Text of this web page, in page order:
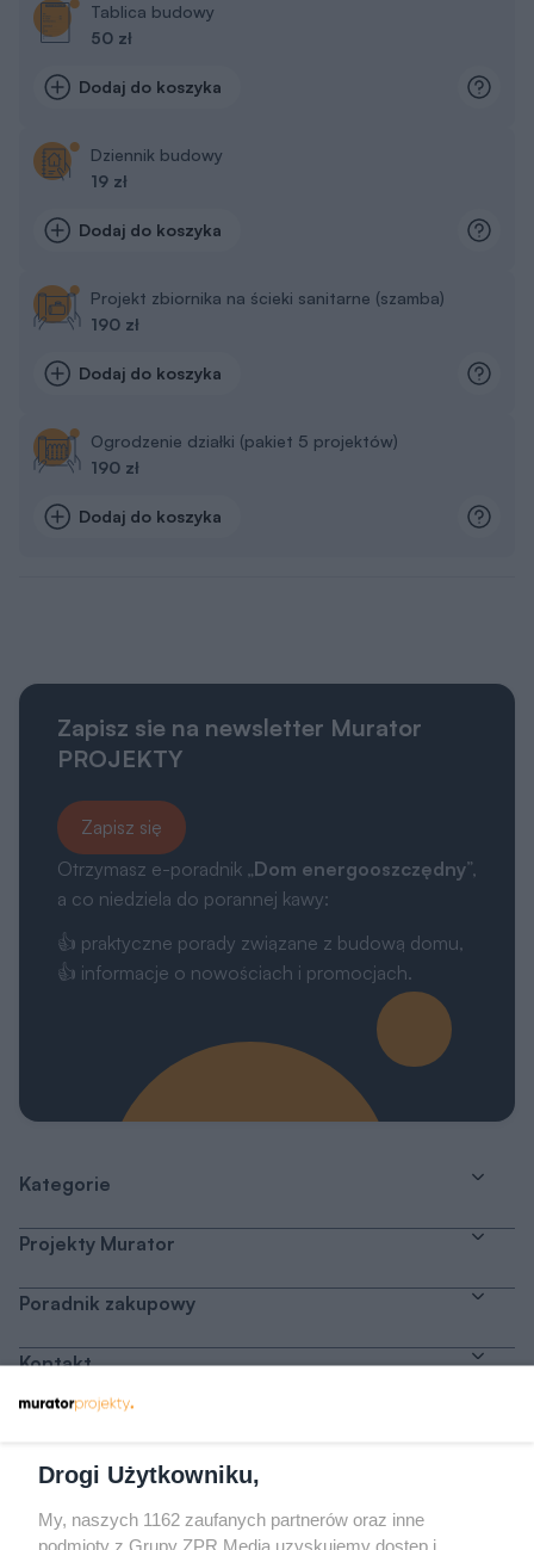
Tablica budowy
50 zł
Dodaj do koszyka
Dziennik budowy
19 zł
Dodaj do koszyka
Projekt zbiornika na ścieki sanitarne (szamba)
190 zł
Dodaj do koszyka
Ogrodzenie działki (pakiet 5 projektów)
190 zł
Dodaj do koszyka
Zapisz sie na newsletter Murator
PROJEKTY
Zapisz się
Otrzymasz e-poradnik „Dom energooszczędny”,
a co niedziela do porannej kawy:
👍 praktyczne porady związane z budową domu,
👍 informacje o nowościach i promocjach.
Kategorie
Projekty Murator
Poradnik zakupowy
Kontakt
Drogi Użytkowniku,
My, naszych 1162 zaufanych partnerów oraz inne
podmioty z Grupy ZPR Media uzyskujemy dostęp i